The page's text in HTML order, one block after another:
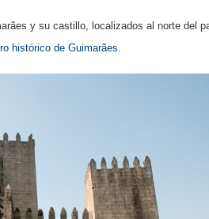
y su castillo, localizados al norte del
histórico de Guimarães.